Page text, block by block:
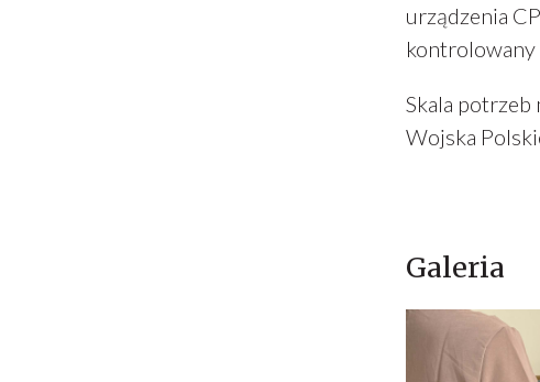
urządzenia
kontrolowany
Skala potrzeb
Wojska
Galeria